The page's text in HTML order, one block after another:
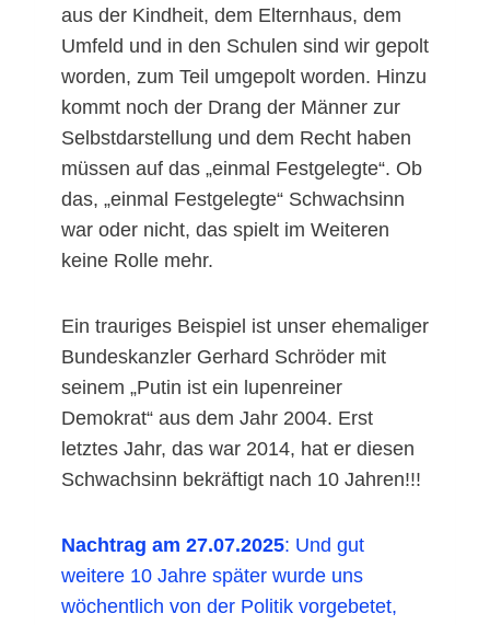
aus der Kindheit, dem Elternhaus, dem
Umfeld und in den Schulen sind wir gepolt
worden, zum Teil umgepolt worden. Hinzu
kommt noch der Drang der Männer zur
Selbstdarstellung und dem Recht haben
müssen auf das „einmal Festgelegte“. Ob
das, „einmal Festgelegte“ Schwachsinn
war oder nicht, das spielt im Weiteren
keine Rolle mehr.
Ein trauriges Beispiel ist unser ehemaliger
Bundeskanzler Gerhard Schröder mit
seinem „Putin ist ein lupenreiner
Demokrat“ aus dem Jahr 2004. Erst
letztes Jahr, das war 2014, hat er diesen
Schwachsinn bekräftigt nach 10 Jahren!!!
Nachtrag am 27.07.2025: Und gut
weitere 10 Jahre später wurde uns
wöchentlich von der Politik vorgebetet,